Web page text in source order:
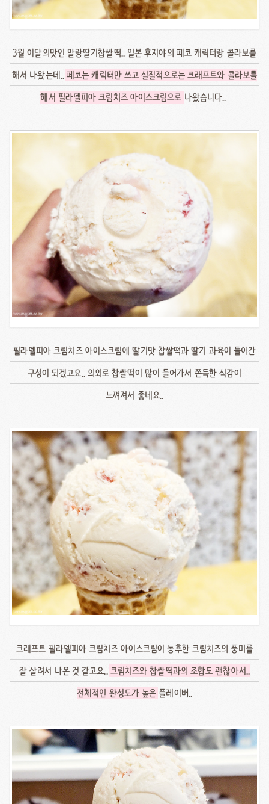
3월 이달의맛인 말랑딸기찹쌀떡.. 일본 후지야의 페코 캐릭터랑 콜라보를
해서 나왔는데..페코는 캐릭터만 쓰고 실질적으로는 크래프트와 콜라보를
해서 필라델피아 크림치즈 아이스크림으로 나왔습니다..
필라델피아 크림치즈 아이스크림에 딸기맛 찹쌀떡과 딸기 과육이 들어간
구성이 되겠고요.. 의외로 찹쌀떡이 많이 들어가서 쫀득한 식감이
느껴져서 좋네요..
크래프트 필라델피아 크림치즈 아이스크림이 농후한 크림치즈의 풍미를
잘 살려서 나온 것 같고요..크림치즈와 찹쌀떡과의 조합도 괜찮아서..
전체적인 완성도가 높은플레이버..